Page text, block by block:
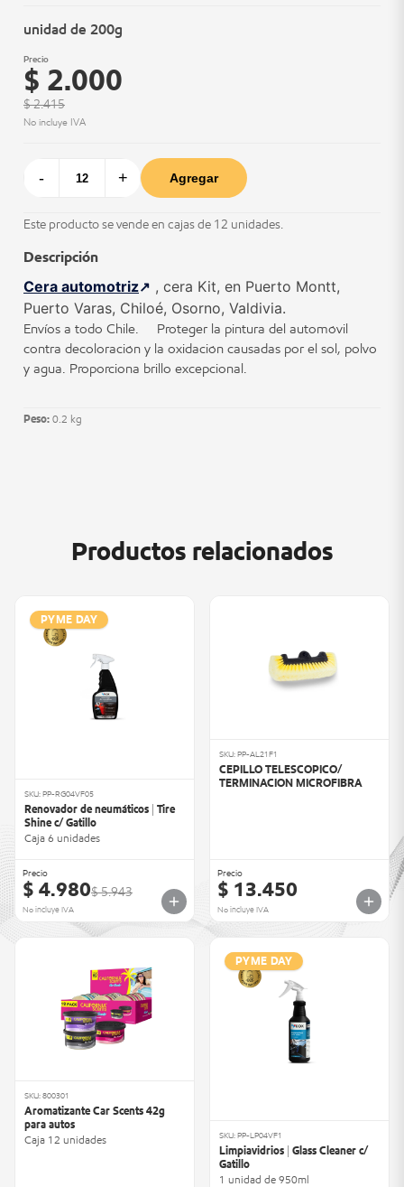
unidad de 200g
Precio
$ 2.000
$ 2.415
No incluye IVA
- + Agregar
Este producto se vende en cajas de 12 unidades.
Descripción
Cera automotriz
, cera Kit, en Puerto Montt,
Puerto Varas, Chiloé, Osorno, Valdivia.
Envíos a todo Chile. Proteger la pintura del automóvil
contra decoloración y la oxidación causadas por el sol, polvo
y agua. Proporciona brillo excepcional.
Peso: 0.2 kg
Productos relacionados
PYME DAY
SKU: PP-RG04VF05
Renovador de neumáticos | Tire
Shine c/ Gatillo
Caja 6 unidades
Precio
$ 4.980$ 5.943
No incluye IVA
SKU: PP-AL21F1
CEPILLO TELESCOPICO/
TERMINACION MICROFIBRA
Precio
$ 13.450
No incluye IVA
SKU: 800301
Aromatizante Car Scents 42g
para autos
Caja 12 unidades
PYME DAY
SKU: PP-LP04VF1
Limpiavidrios | Glass Cleaner c/
Gatillo
1 unidad de 950ml